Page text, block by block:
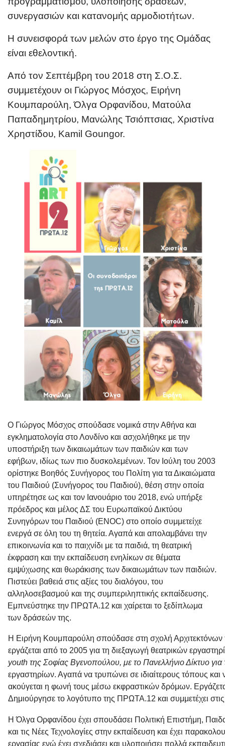
συνεργασιών και κατανομής αρμοδιοτήτων.
Η συνεισφορά των μελών στο έργο της Ομάδας
είναι εθελοντική.
Από τον Σεπτέμβρη του 2018 στη Σ.Ο.Σ.
συμμετέχουν οι Γιώργος Μόσχος, Ειρήνη
Κουμπαρούλη, Όλγα Ορφανίδου, Ματούλα
Παπαδημητρίου, Μανώλης Τσιόπτσιας, Χριστίνα
Χρηστίδου, Kamil Goungor.
O Γιώργος Μόσχος σπούδασε νομικά στην Αθήνα και
εγκληματολογία στο Λονδίνο και ασχολήθηκε με την
υποστήριξη των δικαιωμάτων των παιδιών και των
εφήβων, ιδίως των πιο δυσκολεμένων. Τον Ιούλη του 2003
ορίστηκε Βοηθός Συνήγορος του Πολίτη για τα Δικαιώματα
του Παιδιού (Συνήγορος του Παιδιού), θέση στην οποία
υπηρέτησε ως και τον Ιανουάριο του 2018, ενώ υπήρξε
πρόεδρος και μέλος ΔΣ του Ευρωπαϊκού Δικτύου
Συνηγόρων του Παιδιού (ENOC) στο οποίο συμμετείχε
ενεργά σε όλη του τη θητεία. Αγαπά και απολαμβάνει την
επικοινωνία και το παιχνίδι με τα παιδιά, τη θεατρική
έκφραση και την εκπαίδευση ενηλίκων σε θέματα
εμψύχωσης και θωράκισης των δικαιωμάτων των παιδιών.
Πιστεύει βαθειά στις αξίες του διαλόγου, του
αλληλοσεβασμού και της συμπεριληπτικής εκπαίδευσης.
Εμπνεύστηκε την ΠΡΩΤΑ.12 και χαίρεται το ξεδίπλωμα
των δράσεών της.
Η Ειρήνη Κουμπαρούλη σπούδασε στη σχολή
εργάζεται από το 2005 για τη διεξαγωγή θεατρικών
youth της Σοφίας Βγενοπούλου, με το Πανελλήνιο Δίκτυο
εργαστηρίων. Αγαπά να τρυπώνει σε ιδιαίτερους τόπους
ακούγεται η φωνή τους μέσω εκφραστικών δρόμων.
Δημιούργησε το λογότυπο της ΠΡΩΤΑ.12 και συμμετέχει
ΗΌλγα Ορφανίδου έχει σπουδάσει Πολιτική Επιστήμη,
και τις Νέες Τεχνολογίες στην εκπαίδευση και έχει
εργασίας ενώ έχει σχεδιάσει και υλοποιήσει πολλά